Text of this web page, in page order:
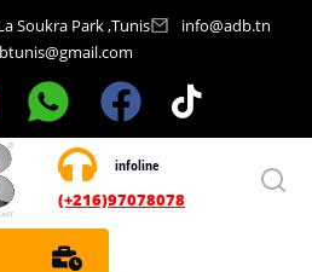
Soukra Park ,Tunis
info@adb.tn
infoline
(+216)97078078